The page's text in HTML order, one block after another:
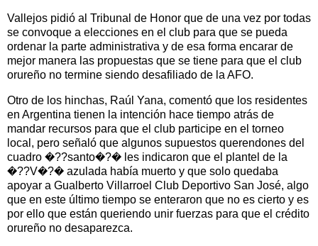
Vallejos pidió al Tribunal de Honor que de una vez por todas
se convoque a elecciones en el club para que se pueda
ordenar la parte administrativa y de esa forma encarar de
mejor manera las propuestas que se tiene para que el club
orureño no termine siendo desafiliado de la AFO.
Otro de los hinchas, Raúl Yana, comentó que los residentes
en Argentina tienen la intención hace tiempo atrás de
mandar recursos para que el club participe en el torneo
local, pero señaló que algunos supuestos querendones del
cuadro �??santo�?� les indicaron que el plantel de la
�??V�?� azulada había muerto y que solo quedaba
apoyar a Gualberto Villarroel Club Deportivo San José, algo
que en este último tiempo se enteraron que no es cierto y es
por ello que están queriendo unir fuerzas para que el crédito
orureño no desaparezca.